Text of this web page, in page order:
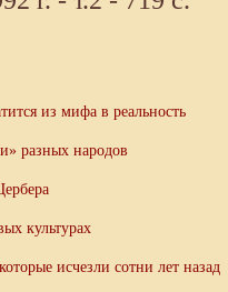
из мифа в реальность
разных народов
культурах
исчезли сотни лет назад